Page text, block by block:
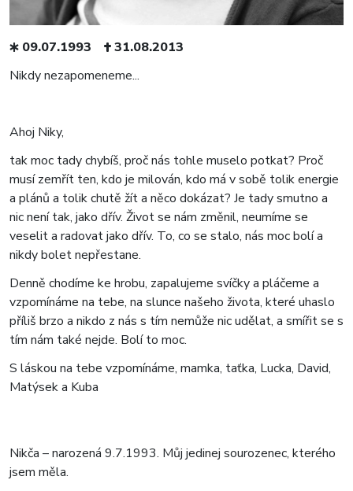
09.07.1993
31.08.2013
Nikdy nezapomeneme...
Ahoj Niky,
tak moc tady chybíš, proč nás tohle muselo potkat? Proč
musí zemřít ten, kdo je milován, kdo má v sobě tolik energie
a plánů a tolik chutě žít a něco dokázat? Je tady smutno a
nic není tak, jako dřív. Život se nám změnil, neumíme se
veselit a radovat jako dřív. To, co se stalo, nás moc bolí a
nikdy bolet nepřestane.
Denně chodíme ke hrobu, zapalujeme svíčky a pláčeme a
vzpomínáme na tebe, na slunce našeho života, které uhaslo
příliš brzo a nikdo z nás s tím nemůže nic udělat, a smířit se s
tím nám také nejde. Bolí to moc.
S láskou na tebe vzpomínáme, mamka, taťka, Lucka, David,
Matýsek a Kuba
Nikča – narozená 9.7.1993. Můj jedinej sourozenec, kterého
jsem měla.